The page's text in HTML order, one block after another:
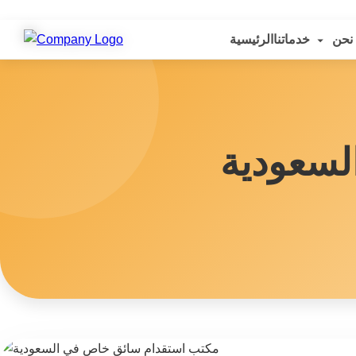
الرئيسية